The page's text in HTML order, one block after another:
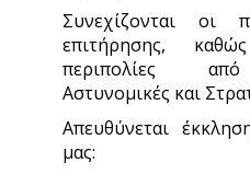
Συνεχίζονται οι
επιτήρησης,
περιπολίες από
Αστυνομικές και
Απευθύνεται
μας: